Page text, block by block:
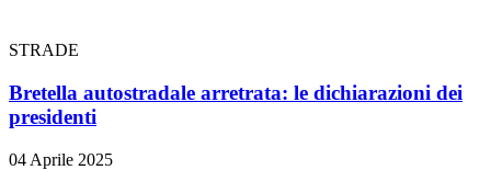
STRADE
Bretella autostradale arretrata: le dichiarazioni dei
presidenti
04 Aprile 2025